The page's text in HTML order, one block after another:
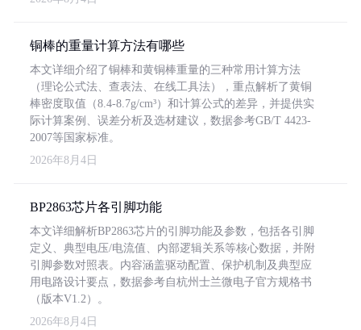
铜棒的重量计算方法有哪些
本文详细介绍了铜棒和黄铜棒重量的三种常用计算方法
（理论公式法、查表法、在线工具法），重点解析了黄铜
棒密度取值（8.4-8.7g/cm³）和计算公式的差异，并提供实
际计算案例、误差分析及选材建议，数据参考GB/T 4423-
2007等国家标准。
2026年8月4日
BP2863芯片各引脚功能
本文详细解析BP2863芯片的引脚功能及参数，包括各引脚
定义、典型电压/电流值、内部逻辑关系等核心数据，并附
引脚参数对照表。内容涵盖驱动配置、保护机制及典型应
用电路设计要点，数据参考自杭州士兰微电子官方规格书
（版本V1.2）。
2026年8月4日